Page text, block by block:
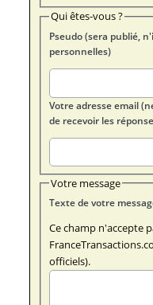
Qui êtes-vous ?
Pseudo (sera publié,
personnelles)
Votre adresse email
de recevoir les
Votre message
Ce champ n'accepte
officiels).